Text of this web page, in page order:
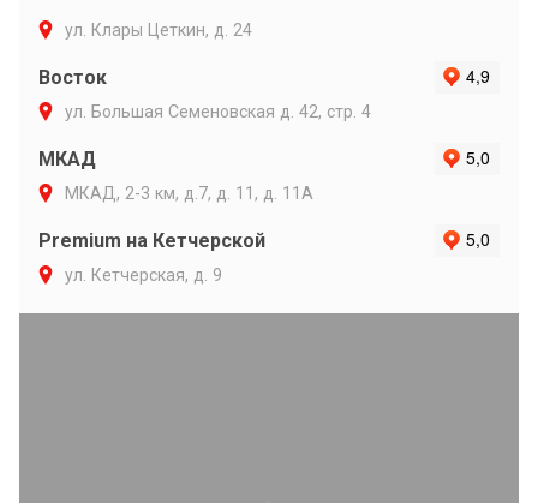
ул. Клары Цеткин, д. 24
Восток
ул. Большая Семеновская д. 42, стр. 4
МКАД
МКАД, 2-3 км, д.7, д. 11, д. 11А
Premium на Кетчерской
ул. Кетчерская, д. 9